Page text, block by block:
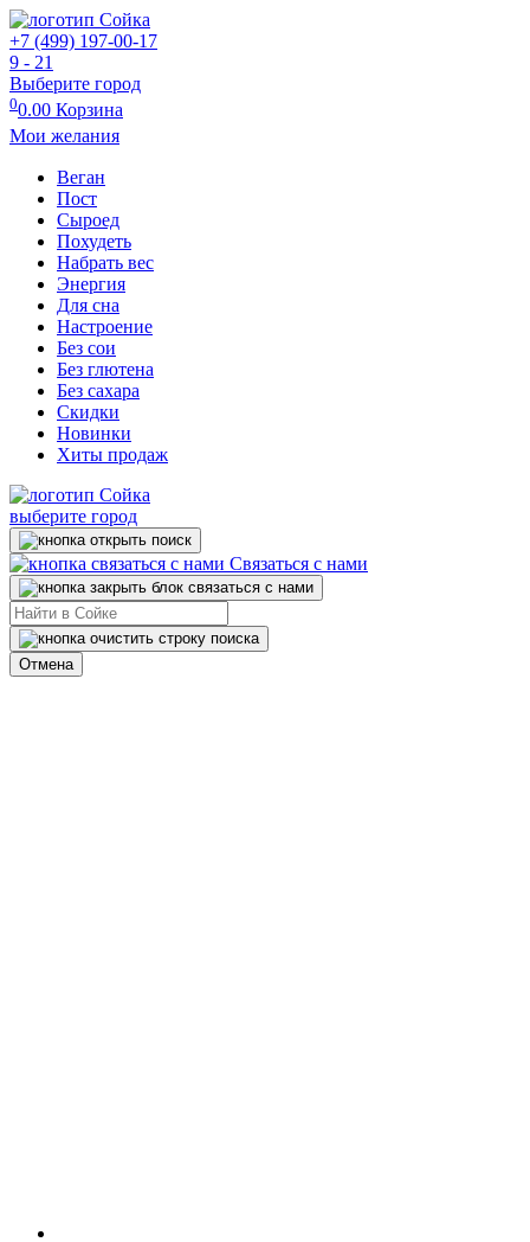
+7 (499) 197-00-17
9 - 21
Выберите город
00.00 Корзина
Мои желания
Веган
Пост
Сыроед
Похудеть
Набрать вес
Энергия
Для сна
Настроение
Без сои
Без глютена
Без сахара
Скидки
Новинки
Хиты продаж
выберите город
Связаться с нами
Отмена